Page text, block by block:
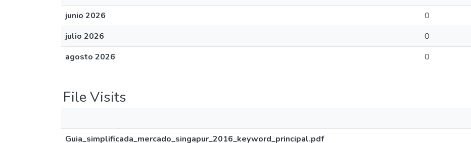
junio 2026
0
julio 2026
0
agosto 2026
0
File Visits
Guia_simplificada_mercado_singapur_2016_keyword_principal.pdf